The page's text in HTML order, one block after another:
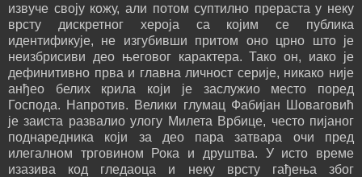
извуче своју кожу, али потом суптилно прераста у неку
врсту дискретног хероја са којим се публика
идентификује, не изгубивши притом оно црно што је
неизбрисиви део његовог карактера. Тако он, иако је
дефинитивно прва и главна личност серије, никако није
анђео белих крила који је заслужио место поред
Господа. Напротив. Велики глумац Фабијан Шоваговић
је заиста развалио улогу Милета Врбице, често пијаног
поднаредника који за део пара затвара очи пред
илегалном трговином Рока и друштва. У исто време
изазива код гледаоца и неку врсту гађења због